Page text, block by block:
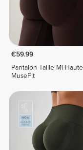
€59.99
Pantalon Taille Mi-Haute
MuseFit